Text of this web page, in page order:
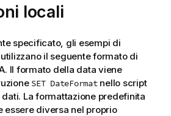
locali
specificato, gli esempi di
il seguente formato di
Il formato della data viene
SET DateFormatnello script
La formattazione predefinita
essere diversa nel proprio